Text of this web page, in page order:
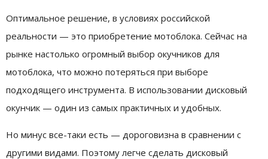
Оптимальное решение, в условиях российской
реальности — это приобретение мотоблока. Сейчас на
рынке настолько огромный выбор окучников для
мотоблока, что можно потеряться при выборе
подходящего инструмента. В использовании дисковый
окунчик — один из самых практичных и удобных.
Но минус все-таки есть — дороговизна в сравнении с
другими видами. Поэтому легче сделать дисковый